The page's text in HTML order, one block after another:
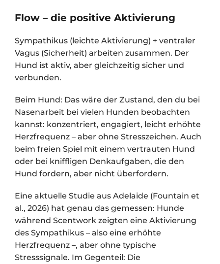
Flow – die positive Aktivierung
Sympathikus (leichte Aktivierung) + ventraler
Vagus (Sicherheit) arbeiten zusammen. Der
Hund ist aktiv, aber gleichzeitig sicher und
verbunden.
Beim Hund: Das wäre der Zustand, den du bei
Nasenarbeit bei vielen Hunden beobachten
kannst: konzentriert, engagiert, leicht erhöhte
Herzfrequenz – aber ohne Stresszeichen. Auch
beim freien Spiel mit einem vertrauten Hund
oder bei kniffligen Denkaufgaben, die den
Hund fordern, aber nicht überfordern.
Eine aktuelle Studie aus Adelaide (Fountain et
al., 2026) hat genau das gemessen: Hunde
während Scentwork zeigten eine Aktivierung
des Sympathikus – also eine erhöhte
Herzfrequenz –, aber ohne typische
Stresssignale. Im Gegenteil: Die